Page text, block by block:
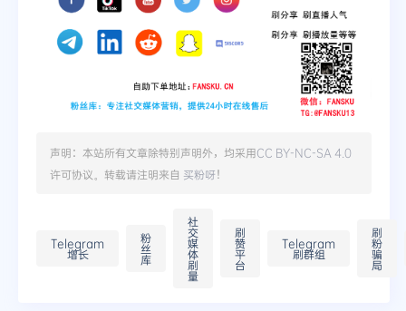
声明：本站所有文章除特别声明外，均采用CC BY-NC-SA 4.0
许可协议。转载请注明来自 买粉呀！
Telegram
增长
粉
丝
库
社
交
媒
体
刷
量
刷
赞
平
台
Telegram
刷群组
刷
粉
骗
局